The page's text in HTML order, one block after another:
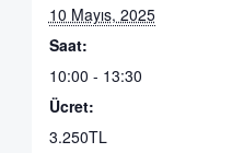
10 Mayıs, 2025
Saat:
10:00 - 13:30
Ücret:
3.250TL